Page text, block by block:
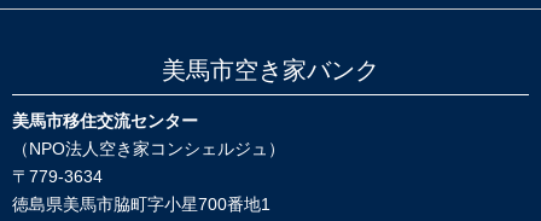
美馬市空き家バンク
美馬市移住交流センター
（NPO法人空き家コンシェルジュ）
〒779-3634
徳島県美馬市脇町字小星700番地1